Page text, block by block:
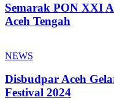
Semarak PON XXI
Aceh Tengah
NEWS
Disbudpar Aceh
Festival 2024